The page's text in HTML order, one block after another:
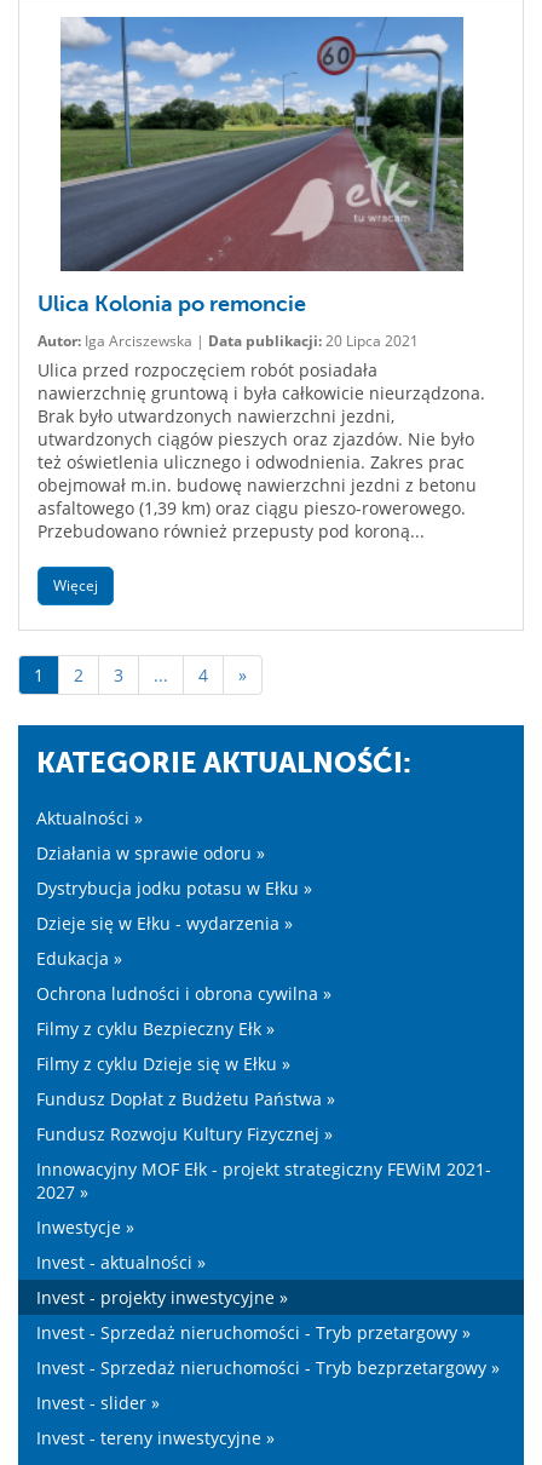
Ulica Kolonia po remoncie
Autor: Iga Arciszewska | Data publikacji:20 Lipca 2021
Ulica przed rozpoczęciem robót posiadała
nawierzchnię gruntową i była całkowicie nieurządzona.
Brak było utwardzonych nawierzchni jezdni,
utwardzonych ciągów pieszych oraz zjazdów. Nie było
też oświetlenia ulicznego i odwodnienia. Zakres prac
obejmował m.in. budowę nawierzchni jezdni z betonu
asfaltowego (1,39 km) oraz ciągu pieszo-rowerowego.
Przebudowano również przepusty pod koroną...
Więcej
1 2 3 ... 4 »
KATEGORIE AKTUALNOŚĆI:
Aktualności »
Działania w sprawie odoru »
Dystrybucja jodku potasu w Ełku »
Dzieje się w Ełku - wydarzenia »
Edukacja »
Ochrona ludności i obrona cywilna »
Filmy z cyklu Bezpieczny Ełk »
Filmy z cyklu Dzieje się w Ełku »
Fundusz Dopłat z Budżetu Państwa »
Fundusz Rozwoju Kultury Fizycznej »
Innowacyjny MOF Ełk - projekt strategiczny FEWiM 2021-
2027 »
Inwestycje »
Invest - aktualności »
Invest - projekty inwestycyjne »
Invest - Sprzedaż nieruchomości - Tryb przetargowy »
Invest - Sprzedaż nieruchomości - Tryb bezprzetargowy »
Invest - slider »
Invest - tereny inwestycyjne »